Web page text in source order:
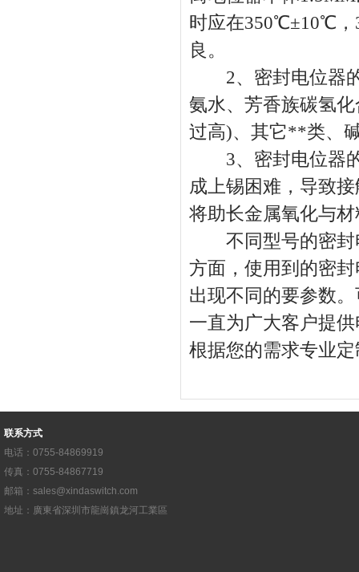
时应在350℃±10℃，
良。
2、密封电位器的
氨水、芳香族碳氢
过高)、其它**类、
3、密封电位器的
成上锡困难，导致
将助长金属氧化与
不同型号的密封
方面，使用到的密
出现不同的要参数
一直为广大客户提
根据您的需求专业
联系方式
电话：0755-84869919
传真：0755-84867719
邮箱： sales@xindaswitch.com
地址：廣東省深圳市龍崗鎮龙河工業區